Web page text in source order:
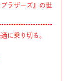
ラザーズ』の世
に乗り切る。